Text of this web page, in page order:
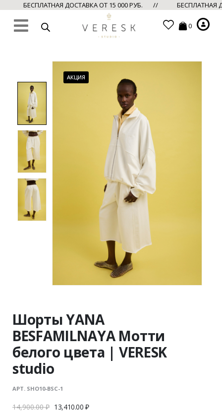
БЕСПЛАТНАЯ ДОСТАВКА ОТ 15 000 РУБ. // БЕСПЛАТНАЯ
0
АКЦИЯ
Шорты YANA
BESFAMILNAYA Мотти
белого цвета | VERESK
studio
АРТ. SHO10-BSC-1
14,900.00₽ 13,410.00 ₽